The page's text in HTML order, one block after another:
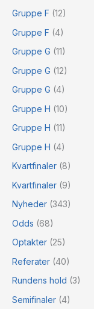
Gruppe F (12)
Gruppe F (4)
Gruppe G (11)
Gruppe G (12)
Gruppe G (4)
Gruppe H (10)
Gruppe H (11)
Gruppe H (4)
Kvartfinaler (8)
Kvartfinaler (9)
Nyheder (343)
Odds (68)
Optakter (25)
Referater (40)
Rundens hold (3)
Semifinaler (4)